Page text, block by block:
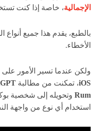
الإجمالية، خاصة إذا كنت
بالطبع، يقدم هذا جميع أنواع
الأخطاء.
ولكن عندما تسير الأمور على
iOS، تمكنت من مطالبة
Rum وتحويله إلى شخصية
استخدام أي نوع من واجهة